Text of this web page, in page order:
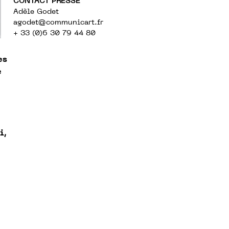
Adèle Godet
agodet@communicart.fr
+ 33 (0)6 30 79 44 80